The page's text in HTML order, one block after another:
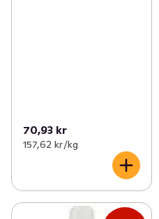
70,93 kr
157,62 kr /kg